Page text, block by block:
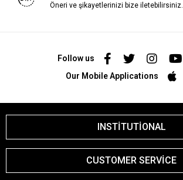
Öneri ve şikayetlerinizi bize iletebilirsiniz.
Follow us
Our Mobile Applications
INSTİTUTİONAL
CUSTOMER SERVİCE